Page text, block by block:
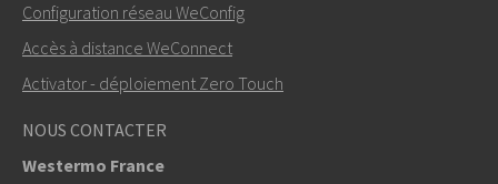
Configuration réseau WeConfig
Accès à distance WeConnect
Activator - déploiement Zero Touch
NOUS CONTACTER
Westermo France